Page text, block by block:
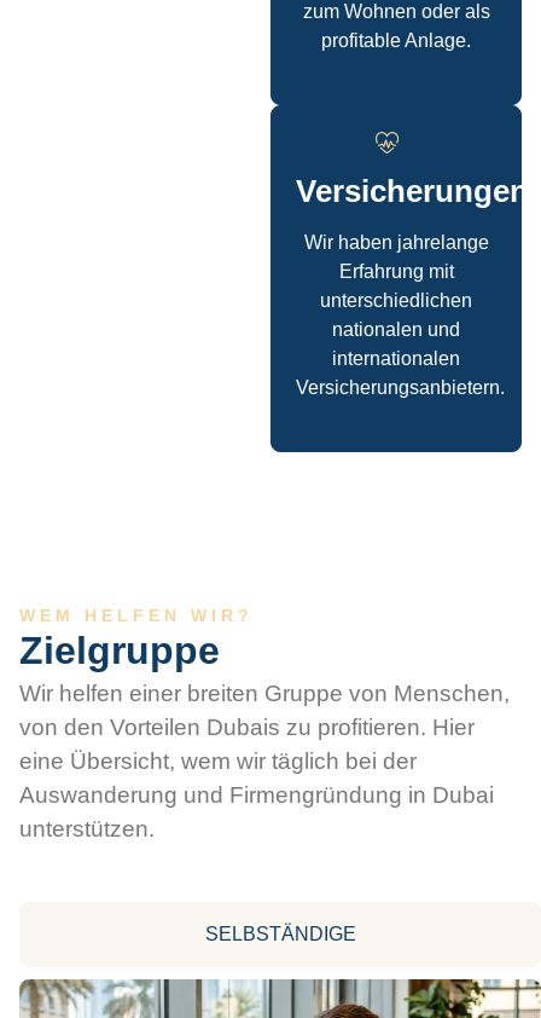
zum Wohnen oder als
profitable Anlage.
Versicherungen
Wir haben jahrelange
Erfahrung mit
unterschiedlichen
nationalen und
internationalen
Versicherungsanbietern.
WEM HELFEN WIR?
Zielgruppe
Wir helfen einer breiten Gruppe von Menschen,
von den Vorteilen Dubais zu profitieren. Hier
eine Übersicht, wem wir täglich bei der
Auswanderung und Firmengründung in Dubai
unterstützen.
SELBSTÄNDIGE